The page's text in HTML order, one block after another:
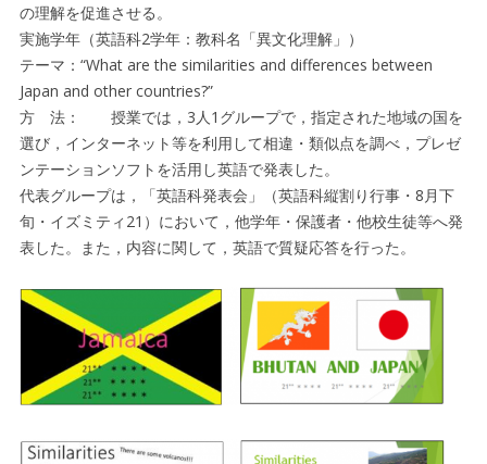
の理解を促進させる。
実施学年（英語科2学年：教科名「異文化理解」）
テーマ：“What are the similarities and differences between
Japan and other countries?”
方 法： 授業では，3人1グループで，指定された地域の国を
選び，インターネット等を利用して相違・類似点を調べ，プレゼ
ンテーションソフトを活用し英語で発表した。
代表グループは，「英語科発表会」（英語科縦割り行事・8月下
旬・イズミティ21）において，他学年・保護者・他校生徒等へ発
表した。また，内容に関して，英語で質疑応答を行った。